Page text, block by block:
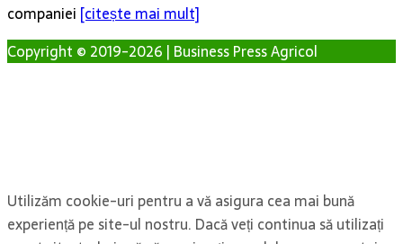
companiei [citește mai mult]
Copyright © 2019-2026 | Business Press Agricol
Utilizăm cookie-uri pentru a vă asigura cea mai bună
experiență pe site-ul nostru. Dacă veți continua să utilizați